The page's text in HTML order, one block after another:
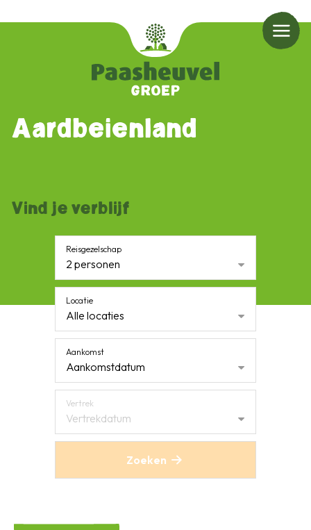
Aardbeienland
Vind je verblijf
Reisgezelschap
2 personen
Locatie
Alle locaties
Aankomst
Aankomstdatum
Vertrek
Vertrekdatum
Zoeken